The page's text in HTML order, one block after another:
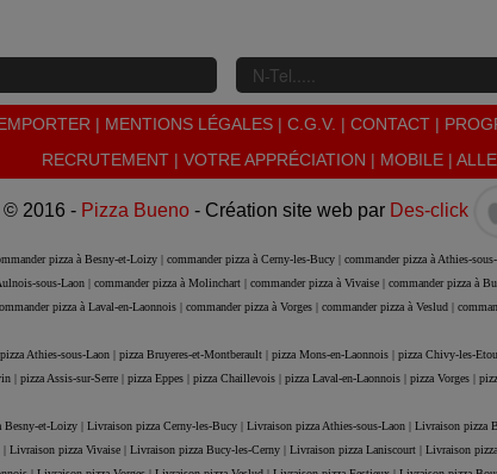
| MENTIONS LÉGALES| C.G.V. | CONTACT|
RECRUTEMENT | VOTRE APPRÉCIATION | MOBILE |
© 2016 - Pizza Bueno - Création site web par Des-click
pizza à Besny-et-Loizy | commander pizza à Cerny-les-Bucy | commander pizza à Athies-
sous-Laon | commander pizza à Molinchart | commander pizza à Vivaise | commander pizza à
pizza à Laval-en-Laonnois | commander pizza à Vorges | commander pizza à Veslud |
pizza Athies-sous-Laon | pizza Bruyeres-et-Montberault | pizza Mons-en-Laonnois | pizza Chivy-les-
| pizza Assis-sur-Serre | pizza Eppes | pizza Chaillevois | pizza Laval-en-Laonnois | pizza Vorges |
Besny-et-Loizy | Livraison pizza Cerny-les-Bucy | Livraison pizza Athies-sous-Laon | Livraison pizza
| Livraison pizza Vivaise | Livraison pizza Bucy-les-Cerny | Livraison pizza Laniscourt | Livraison